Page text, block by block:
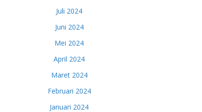
Juli 2024
Juni 2024
Mei 2024
April 2024
Maret 2024
Februari 2024
Januari 2024